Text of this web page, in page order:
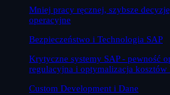
Mniej pracy ręcznej, szybsze
operacyjne
Bezpieczeństwo i Technologia SAP
Krytyczne systemy SAP - pewność
regulacyjna i optymalizacja kosztów
Custom Development i Dane